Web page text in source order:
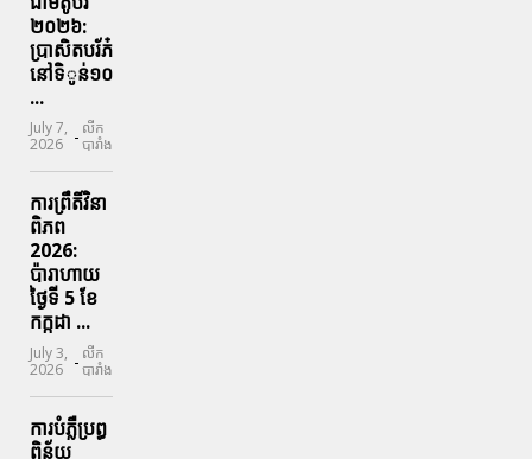
២០២៦:
ប្រាសិតបរ័ភ៎
នៅទិូន់១០
...
July 7,
2026 - លីក
បារាំង
ការព្រឹតិ៍វិនា
ពិភព
2026:
ប៉ារាហាយ
ថ្ងៃទី 5 ខែ
កក្កដា ...
July 3,
2026 - លីក
បារាំង
ការបំភ្លឺប្រព្ធ​
ពិន័យ​